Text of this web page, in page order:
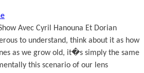
Avec Cyril Hanouna Et Dorian
to understand, think about it as how
as we grow old, it�s simply the same
this scenario of our lens